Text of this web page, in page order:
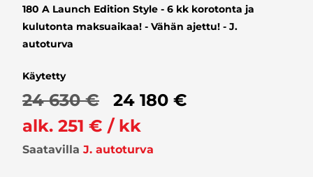
180 A Launch Edition Style - 6 kk korotonta ja
kulutonta maksuaikaa! - Vähän ajettu! - J.
autoturva
Käytetty
24 630 €
24 180 €
alk. 251 € / kk
Saatavilla J. autoturva